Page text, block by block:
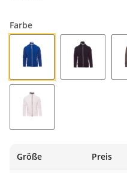
Farbe
KÖNIGSBLAU/WEISS
Größe
Preis